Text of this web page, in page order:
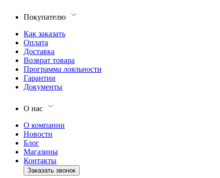
Покупателю
Как заказать
Оплата
Доставка
Возврат товара
Программа лояльности
Гарантии
Документы
О нас
О компании
Новости
Блог
Магазины
Контакты
Заказать звонок